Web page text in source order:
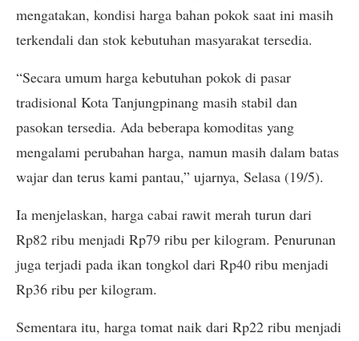
mengatakan, kondisi harga bahan pokok saat ini masih
terkendali dan stok kebutuhan masyarakat tersedia.
“Secara umum harga kebutuhan pokok di pasar
tradisional Kota Tanjungpinang masih stabil dan
pasokan tersedia. Ada beberapa komoditas yang
mengalami perubahan harga, namun masih dalam batas
wajar dan terus kami pantau,” ujarnya, Selasa (19/5).
Ia menjelaskan, harga cabai rawit merah turun dari
Rp82 ribu menjadi Rp79 ribu per kilogram. Penurunan
juga terjadi pada ikan tongkol dari Rp40 ribu menjadi
Rp36 ribu per kilogram.
Sementara itu, harga tomat naik dari Rp22 ribu menjadi